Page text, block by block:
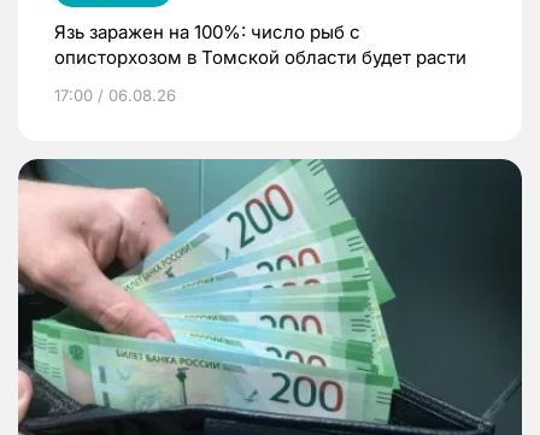
Язь заражен на 100%: число рыб с
описторхозом в Томской области будет расти
17:00 / 06.08.26